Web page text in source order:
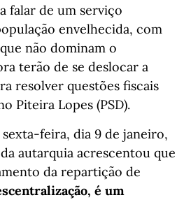
falar de um serviço
envelhecida, com
não dominam o
terão de se deslocar a
resolver questões fiscais
Piteira Lopes (PSD).
feira, dia 9 de janeiro,
autarquia acrescentou que
da repartição de
é um